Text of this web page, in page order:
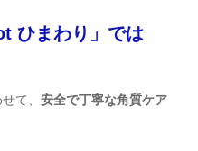
ひまわり」では
て、 安全で丁寧な角質ケア